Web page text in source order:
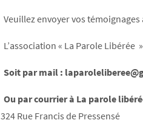
Veuillez envoyer vos témoignages
L’association « La Parole Libérée
Soit par mail :
Ou par courrier à La parole
324 Rue Francis de Pressensé